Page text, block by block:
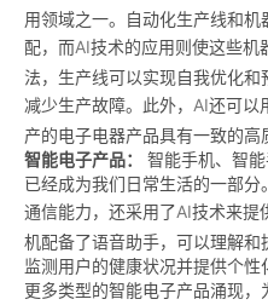
用领域之一。自动化生产线和
配，而AI技术的应用则使这些机
法，生产线可以实现自我优化
减少生产故障。此外， AI还可以
产的电子电器产品具有一致的高
智能电子产品：
智能手机、智
已经成为我们日常生活的一部
通信能力，还采用了AI技术来提
机配备了语音助手，可以理解
监测用户的健康状况并提供个
更多类型的智能电子产品涌现